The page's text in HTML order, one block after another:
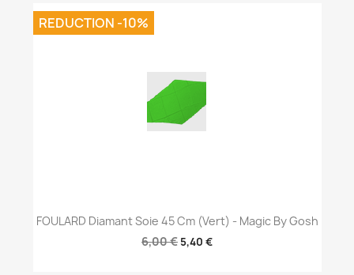
FOULARD Diamant Soie 45 Cm (Vert) - Magic By Gosh
6,00 € 5,40 €
REDUCTION -10%